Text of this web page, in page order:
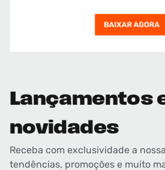
Lançamentos
novidades
Receba com exclusividade a
tendências, promoções e muito